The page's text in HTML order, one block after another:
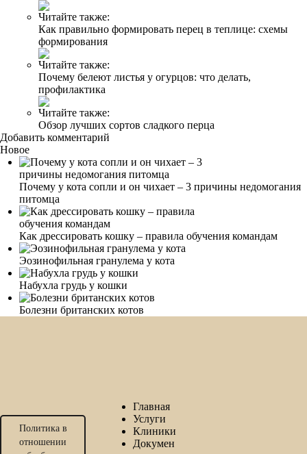
Читайте также:
Как правильно формировать перец в теплице: схемы
формирования
Читайте также:
Почему белеют листья у огурцов: что делать,
профилактика
Читайте также:
Обзор лучших сортов сладкого перца
Добавить комментарий
Новое
Почему у кота сопли и он чихает – 3 причины недомогания
питомца
Как дрессировать кошку – правила обучения командам
Эозинофильная гранулема у кота
Набухла грудь у кошки
Болезни британских котов
Политика в
отношении
Главная
Услуги
Клиники
Докумен